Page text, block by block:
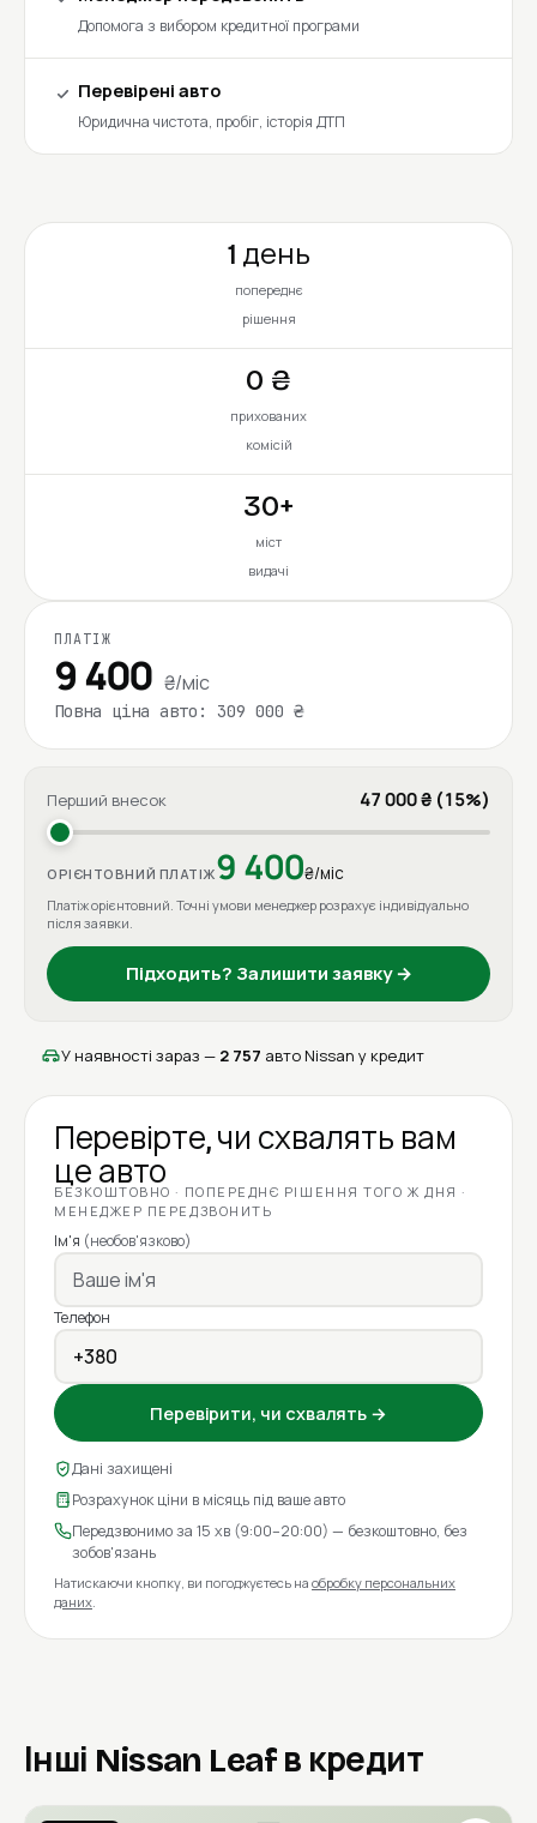
Допомога з вибором кредитної програми
Перевірені авто
Юридична чистота, пробіг, історія ДТП
1 день
попереднє
рішення
0 ₴
прихованих
комісій
30+
міст
видачі
ПЛАТІЖ
9 400 ₴/міс
Повна ціна авто: 309 000 ₴
Перший внесок 47 000 ₴ (15%)
ОРІЄНТОВНИЙ ПЛАТІЖ9 400₴/міс
Платіж орієнтовний. Точні умови менеджер розрахує індивідуально
після заявки.
Підходить? Залишити заявку →
У наявності зараз — 2 757 авто Nissan у кредит
Перевірте, чи схвалять вам
це авто
БЕЗКОШТОВНО · ПОПЕРЕДНЄ РІШЕННЯ ТОГО Ж ДНЯ ·
МЕНЕДЖЕР ПЕРЕДЗВОНИТЬ
Ім'я (необов'язково)
Телефон
Перевірити, чи схвалять →
Дані захищені
Розрахунок ціни в місяць під ваше авто
Передзвонимо за 15 хв (9:00–20:00) — безкоштовно, без
зобов'язань
Натискаючи кнопку, ви погоджуєтесь на обробку персональних
даних.
Інші Nissan Leaf в кредит